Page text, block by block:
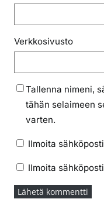
Verkkosivusto
Tallenna nimeni,
tähän selaimeen
varten.
Ilmoita
Ilmoita